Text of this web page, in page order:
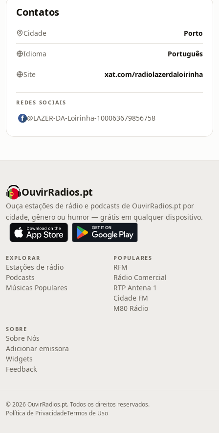
Contatos
Cidade Porto
Idioma Português
Site xat.com/radiolazerdaloirinha
REDES SOCIAIS
@LAZER-DA-Loirinha-100063679856758
OuvirRadios.pt
Ouça estações de rádio e podcasts de OuvirRadios.pt por
cidade, gênero ou humor — grátis em qualquer dispositivo.
EXPLORAR
Estações de rádio
Podcasts
Músicas Populares
POPULARES
RFM
Rádio Comercial
RTP Antena 1
Cidade FM
M80 Rádio
SOBRE
Sobre Nós
Adicionar emissora
Widgets
Feedback
© 2026 OuvirRadios.pt. Todos os direitos reservados.
Política de PrivacidadeTermos de Uso